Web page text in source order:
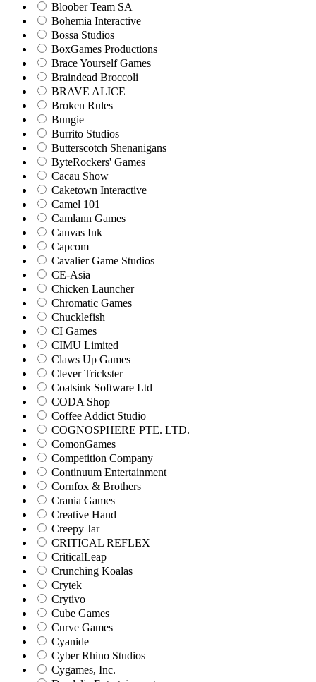
Bloober Team SA
Bohemia Interactive
Bossa Studios
BoxGames Productions
Brace Yourself Games
Braindead Broccoli
BRAVE ALICE
Broken Rules
Bungie
Burrito Studios
Butterscotch Shenanigans
ByteRockers' Games
Cacau Show
Caketown Interactive
Camel 101
Camlann Games
Canvas Ink
Capcom
Cavalier Game Studios
CE-Asia
Chicken Launcher
Chromatic Games
Chucklefish
CI Games
CIMU Limited
Claws Up Games
Clever Trickster
Coatsink Software Ltd
CODA Shop
Coffee Addict Studio
COGNOSPHERE PTE. LTD.
ComonGames
Competition Company
Continuum Entertainment
Cornfox & Brothers
Crania Games
Creative Hand
Creepy Jar
CRITICAL REFLEX
CriticalLeap
Crunching Koalas
Crytek
Crytivo
Cube Games
Curve Games
Cyanide
Cyber Rhino Studios
Cygames, Inc.